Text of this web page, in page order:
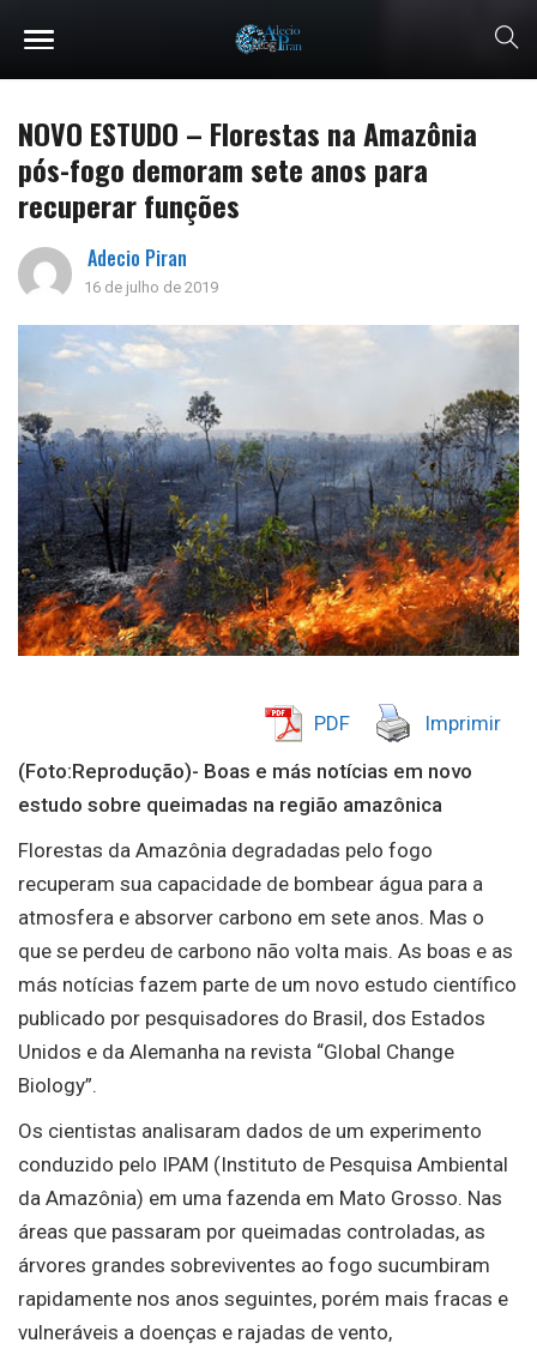
NOVO ESTUDO – Florestas na Amazônia
pós-fogo demoram sete anos para
recuperar funções
Adecio Piran
16 de julho de 2019
PDF Imprimir
(Foto:Reprodução)- Boas e más notícias em novo
estudo sobre queimadas na região amazônica
Florestas da Amazônia degradadas pelo fogo
recuperam sua capacidade de bombear água para a
atmosfera e absorver carbono em sete anos. Mas o
que se perdeu de carbono não volta mais. As boas e as
más notícias fazem parte de um novo estudo científico
publicado por pesquisadores do Brasil, dos Estados
Unidos e da Alemanha na revista “Global Change
Biology”.
Os cientistas analisaram dados de um experimento
conduzido pelo IPAM (Instituto de Pesquisa Ambiental
da Amazônia) em uma fazenda em Mato Grosso. Nas
áreas que passaram por queimadas controladas, as
árvores grandes sobreviventes ao fogo sucumbiram
rapidamente nos anos seguintes, porém mais fracas e
vulneráveis a doenças e rajadas de vento,